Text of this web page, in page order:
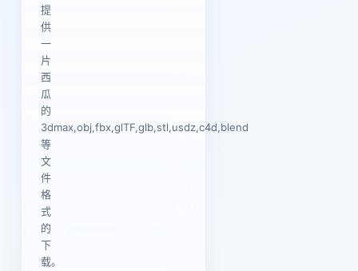
提
供
一
片
西
瓜
的
3dmax,obj,fbx,glTF,glb,stl,usdz,c4d,blend
等
文
件
格
式
的
下
载。